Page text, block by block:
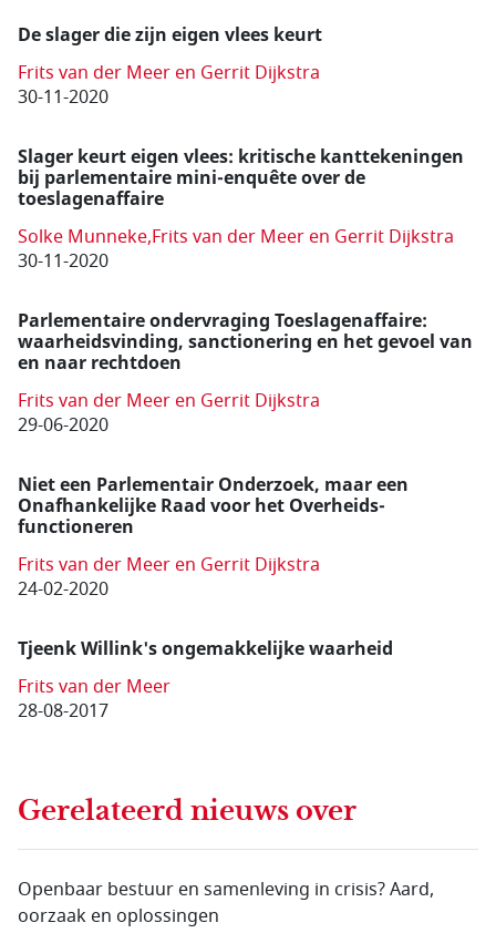
De slager die zijn eigen vlees keurt
Frits van der Meer en Gerrit Dijkstra
30-11-2020
Slager keurt eigen vlees: kritische kanttekeningen
bij parlementaire mini-enquête over de
toeslagenaffaire
Solke Munneke,Frits van der Meer en Gerrit Dijkstra
30-11-2020
Parlementaire ondervraging Toeslagenaffaire:
waarheidsvinding, sanctionering en het gevoel van
en naar rechtdoen
Frits van der Meer en Gerrit Dijkstra
29-06-2020
Niet een Parlementair Onderzoek, maar een
Onafhankelijke Raad voor het Overheids-
functioneren
Frits van der Meer en Gerrit Dijkstra
24-02-2020
Tjeenk Willink's ongemakkelijke waarheid
Frits van der Meer
28-08-2017
Gerelateerd nieuws over
Openbaar bestuur en samenleving in crisis? Aard,
oorzaak en oplossingen